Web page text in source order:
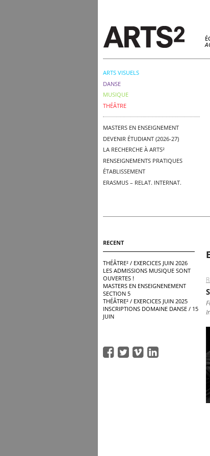
ARTS VISUELS
DANSE
MUSIQUE
THÉÂTRE
MASTERS EN ENSEIGNEMENT
DEVENIR ÉTUDIANT (2026-27)
LA RECHERCHE À ARTS²
RENSEIGNEMENTS PRATIQUES
ÉTABLISSEMENT
ERASMUS – RELAT. INTERNAT.
RECENT
THÉÂTRE² / EXERCICES JUIN 2026
LES ADMISSIONS MUSIQUE SONT
OUVERTES !
MASTERS EN ENSEIGNENEMENT
SECTION 5
THÉÂTRE² / EXERCICES JUIN 2025
INSCRIPTIONS DOMAINE DANSE / 15
JUIN